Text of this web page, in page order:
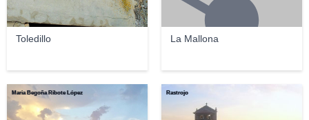
Toledillo La Mallona
Maria Begoña Ribote López Rastrojo